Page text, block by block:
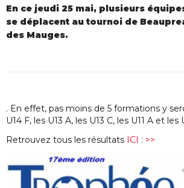
En ce jeudi 25 mai, plusieurs
se déplacent au tournoi de
des Mauges.
. En effet, pas moins de 5 formations y
U14 F, les U13 A, les U13 C, les U11 A et les
Retrouvez tous les résultats ICI : >>